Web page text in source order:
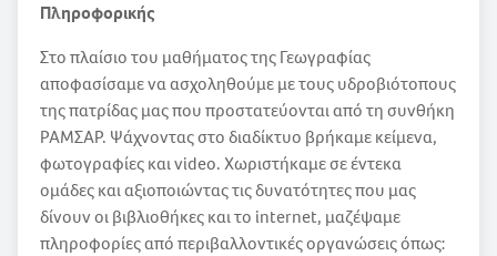
Πληροφορικής
Στο πλαίσιο του μαθήματος της Γεωγραφίας
αποφασίσαμε να ασχοληθούμε με τους υδροβιότοπους
της πατρίδας μας που προστατεύονται από τη συνθήκη
ΡΑΜΣΑΡ. Ψάχνοντας στο διαδίκτυο βρήκαμε κείμενα,
φωτογραφίες και video. Χωριστήκαμε σε έντεκα
ομάδες και αξιοποιώντας τις δυνατότητες που μας
δίνουν οι βιβλιοθήκες και το internet, μαζέψαμε
πληροφορίες από περιβαλλοντικές οργανώσεις όπως: